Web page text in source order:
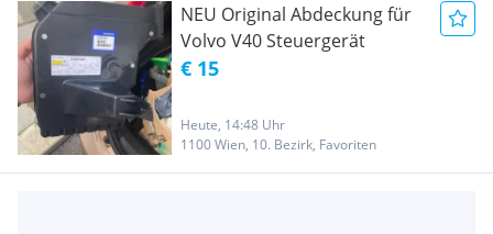
NEU Original Abdeckung für
Volvo V40 Steuergerät
€ 15
Heute, 14:48 Uhr
1100 Wien, 10. Bezirk, Favoriten